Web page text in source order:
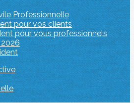
Professionnelle
pour vos clients
pour vous professionnels